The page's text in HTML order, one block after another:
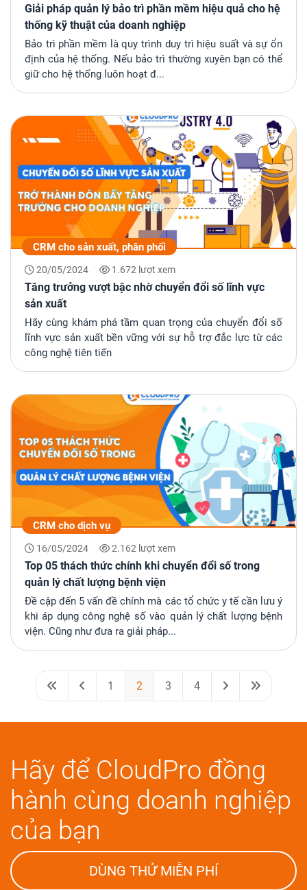
Giải pháp quản lý bảo trì phần mềm hiệu quả cho hệ
thống kỹ thuật của doanh nghiệp
Bảo trì phần mềm là quy trình duy trì hiệu suất và sự ổn
định của hệ thống. Nếu bảo trì thường xuyên bạn có thể
giữ cho hệ thống luôn hoạt đ...
CRM cho sản xuất, phân phối
20/05/2024 1.672 lượt xem
Tăng trưởng vượt bậc nhờ chuyển đổi số lĩnh vực
sản xuất
Hãy cùng khám phá tầm quan trọng của chuyển đổi số
lĩnh vực sản xuất bền vững với sự hỗ trợ đắc lực từ các
công nghệ tiên tiến
CRM cho dịch vụ
16/05/2024 2.162 lượt xem
Top 05 thách thức chính khi chuyển đổi số trong
quản lý chất lượng bệnh viện
Đề cập đến 5 vấn đề chính mà các tổ chức y tế cần lưu ý
khi áp dụng công nghệ số vào quản lý chất lượng bệnh
viện. Cũng như đưa ra giải pháp...
1 2 3 4
Hãy để CloudPro đồng
hành cùng doanh nghiệp
của bạn
DÙNG THỬ MIỄN PHÍ